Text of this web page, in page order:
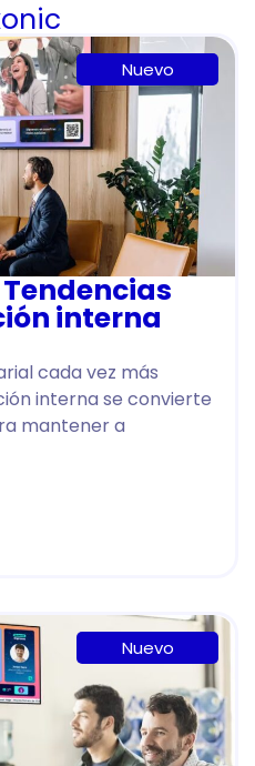
Nuevo
interna
cada vez más
interna se convierte
mantener a
Nuevo